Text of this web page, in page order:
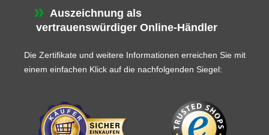
Auszeichnung als
vertrauenswürdiger Online-Händler
Die Zertifikate und weitere Informationen erreichen Sie mit
einem einfachen Klick auf die nachfolgenden Siegel: